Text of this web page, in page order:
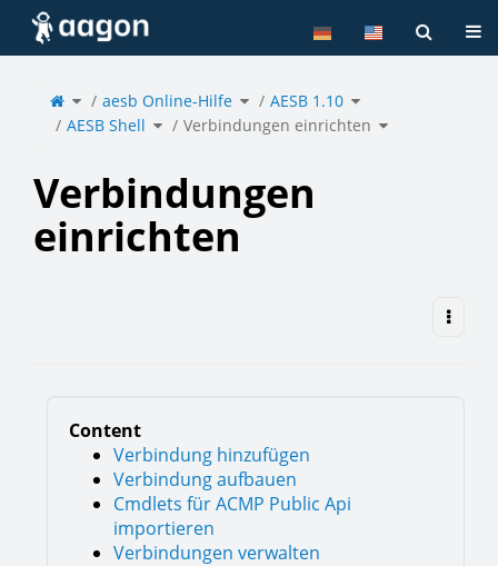
Home
Toggle
the
parent
tree
of
Verbindungen
einrichten.
aesb Online-Hilfe Toggle
the
hierarchy
tree
under
aesb
Online-
Hilfe.
AESB 1.10 Toggle
the
hierarchy
tree
under
AESB
1.10.
AESB Shell Toggle
the
hierarchy
tree
Verbindungen einrichten Toggle
the
hierarchy
tree
Verbindungen
einrichten
Content
Verbindung hinzufügen
Verbindung aufbauen
Cmdlets für ACMP Public Api
importieren
Verbindungen verwalten